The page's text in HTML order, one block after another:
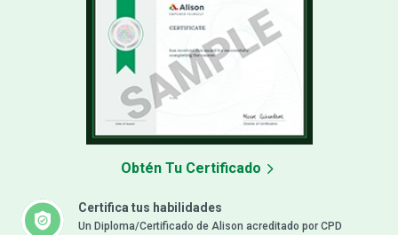
Certifica tus habilidades
Un Diploma/Certificado de Alison acreditado por CPD
Obtén Tu Certificado